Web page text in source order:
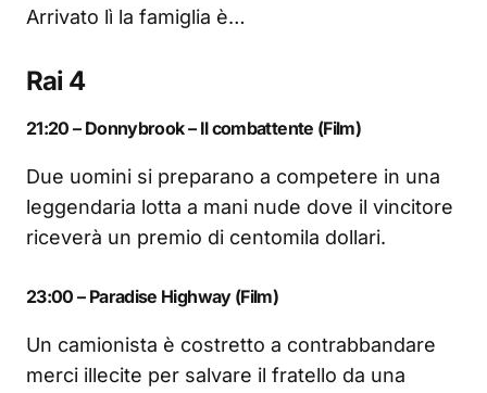
Arrivato lì la famiglia è…
Rai 4
21:20 – Donnybrook – Il combattente (Film)
Due uomini si preparano a competere in una
leggendaria lotta a mani nude dove il vincitore
riceverà un premio di centomila dollari.
23:00 – Paradise Highway (Film)
Un camionista è costretto a contrabbandare
merci illecite per salvare il fratello da una